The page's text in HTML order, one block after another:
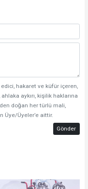
edici, hakaret ve küfür içeren,
aykırı, kişilik haklarına
doğan her türlü mali,
Üye/Üyeler’e aittir.
Gönder